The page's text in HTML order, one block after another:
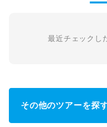
最近チェックし
その他のツアーを探